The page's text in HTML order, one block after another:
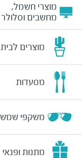
מוצרי חשמל,
מחשבים וסלולר
מוצרים לבית
מסעדות
משקפי שמש
מתנות ופנאי